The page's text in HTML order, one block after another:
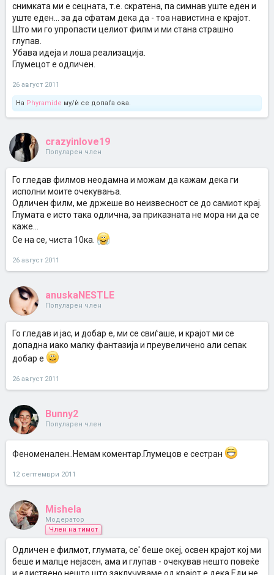
снимката ми е сецната, т.е. скратена, па симнав уште еден и
уште еден... за да сфатам дека да - тоа навистина е крајот.
Што ми го упропасти целиот филм и ми стана страшно
глупав.
Убава идеја и лоша реализација.
Глумецот е одличен.
26 август 2011
На Phyramide му/ѝ се допаѓа ова.
crazyinlove19
Популарен член
Го гледав филмов неодамна и можам да кажам дека ги
исполни моите очекувања.
Одличен филм, ме држеше во неизвесност се до самиот крај.
Глумата е исто така одлична, за приказната не мора ни да се
каже...
Се на се, чиста 10ка.
26 август 2011
anuskaNESTLE
Популарен член
Го гледав и јас, и добар е, ми се свиѓаше, и крајот ми се
допадна иако малку фантазија и преувеличено али сепак
добар е
26 август 2011
Bunny2
Популарен член
Феноменален..Немам коментар.Глумецов е сестран
12 септември 2011
Mishela
Модератор
Член на тимот
Одличен е филмот, глумата, се' беше океј, освен крајот кој ми
беше и малце нејасен, ама и глупав - очекував нешто повеќе